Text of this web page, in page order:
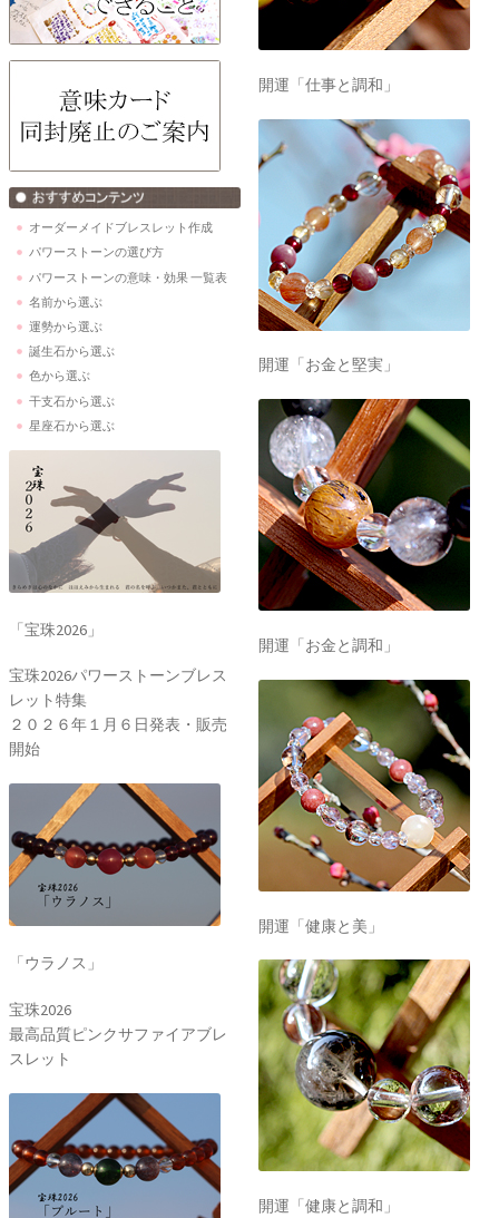
オーダーメイドブレスレット作成
パワーストーンの選び方
パワーストーンの意味・効果 一覧表
名前から選ぶ
運勢から選ぶ
誕生石から選ぶ
色から選ぶ
干支石から選ぶ
星座石から選ぶ
「宝珠2026」
宝珠2026パワーストーンブレス
レット特集
２０２６年１月６日発表・販売
開始
「ウラノス」
宝珠2026
最高品質ピンクサファイアブレ
スレット
開運「仕事と調和」
開運「お金と堅実」
開運「お金と調和」
開運「健康と美」
開運「健康と調和」